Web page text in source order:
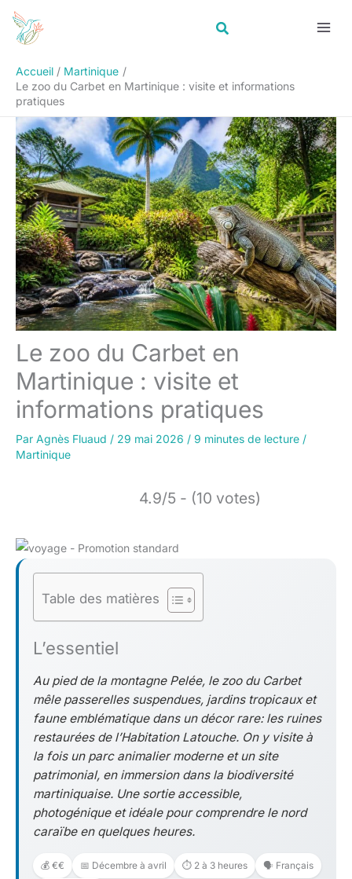
Aller
Accueil
Martinique
Le zoo du Carbet en Martinique : visite et informations
pratiques
Le zoo du Carbet en
Martinique : visite et
informations pratiques
Par Agnès Fluaud / 29 mai 2026 / 9 minutes de lecture /
Martinique
4.9/5 - (10 votes)
Table des matières
L’essentiel
Au pied de la montagne Pelée, le zoo du Carbet
mêle passerelles suspendues, jardins tropicaux et
faune emblématique dans un décor rare: les ruines
restaurées de l’Habitation Latouche. On y visite à
la fois un parc animalier moderne et un site
patrimonial, en immersion dans la biodiversité
martiniquaise. Une sortie accessible,
photogénique et idéale pour comprendre le nord
caraïbe en quelques heures.
💰 €€ 📅 Décembre à avril ⏱️ 2 à 3 heures 🗣️ Français
Rechercher